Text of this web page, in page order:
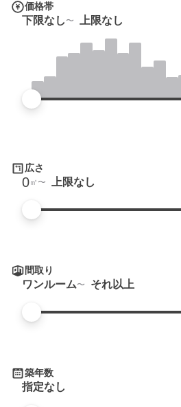
価格帯
下限なし 上限なし
広さ
0㎡ 上限なし
間取り
ワンルーム それ以上
築年数
指定なし